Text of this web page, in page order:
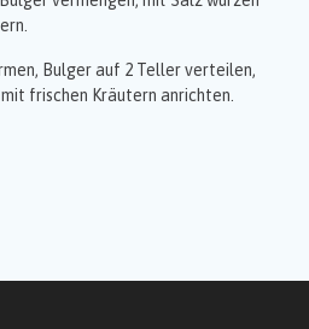
Bulger auf 2 Teller verteilen,
frischen Kräutern anrichten.